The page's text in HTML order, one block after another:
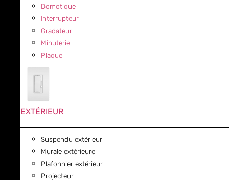
Domotique
Interrupteur
Gradateur
Minuterie
Plaque
EXTÉRIEUR
Suspendu extérieur
Murale extérieure
Plafonnier extérieur
Projecteur